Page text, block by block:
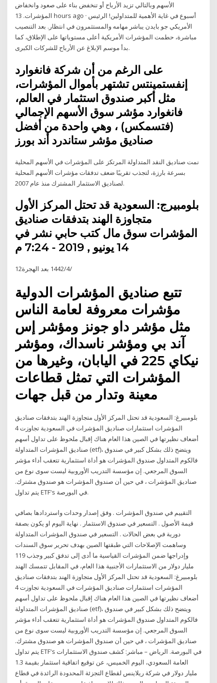
الأسهم وبالتالي تزيد الأرباح أو تنخفض بناء على صعود وانخفاض
المؤشرات. 13 hours ago · أسبوع في غاية الأهمية للمتداولين! الرئيس
الأمريكي جو بايدن يباشر مهامه والمستثمرون في انتظار. بعد التنصيب
مباشرة، حطمت المؤشرات الأمريكية أعلى مستوياتها على الإطلاق، كما
بدأ موسم الإبلاغ عن الأرباح للشركات الكبرى.
على الرغم من أن شركة فانغوارد
إنفستمينتس تشتهر بأموال المؤشرات،
مثل أكبر صندوق استثمار في العالم،
فانغوارد مؤشر سوق الأسهم الإجمالي
(فتسمكس) ، وهي واحدة من أفضل
صناديق مؤشر ستاندرد أند بورز
نمت صناديق النقد المتداولة المرتكز على المؤشرات في الأسهم المحلية
بسرعة بارزة، لتجذب تقريبًا ضعف تدفقات مؤشرات الأسهم المحلية
لصناديق الاستثمار المشترك منذ عام 2007.
بلومبيرج: السعودية قد تحتل المركز الأول
متجاوزة الهند بتدفقات صناديق
المؤشرات سوق مال كتب حابي نشر في
14 يونيو , 2019 - 7:24 م
12‏‏/4‏‏/1442 بعد الهجرة
تتبع صناديق المؤشرات الدولية
مؤشرات معروفة لعامة الناس
مثل مؤشر داو جونز ومؤشر إس
آند بي ومؤشر ناسداك، ومؤشر
نيكاي 225 في اليابان، وغيرها من
المؤشرات التي تمثل قطاعات
معينة وتدار من قبل جهات
بلومبيرغ: السعودية قد تحتل المركز الأول متجاوزة الهند بتدفقات صناديق
المؤشرات استثمارات صناديق المؤشرات في السعودية تجاوزت 4
أضعاف نظيرتها في الصين هذا العام هناك إقبال ملحوظ على تداول أسهم
صناديق المؤشرات المتداولة (etf)، ويتضح ذلك بشكل كبير في صندوق
فالكوم المتداول صندوق المؤشرات هو أداة استثمارية تتعقب أداء مؤشر
السوق المرجعي. إن مؤسسة التدريب الأوروبية ليست سوى نوع من
صناديق المؤشرات ، في حين أن صندوق المؤشرات هو صندوق مشترك.
يتم تداول ETF's في البورصة.
التقييم في صندوق المؤشرات . وفق إصدار وحدات واستردادها بصافي
قيمة الأصول . التسعير في صندوق الاستثمار . نهاية اليوم او يكون بصفة
دورية في بعض الحالات . التسعير في صندوق المؤشرات المتداولة
وساهمت الإصلاحات التي طبقتها الصين بهدف تحرير سوق السندات
وإدراجها ضمن المؤشرات القياسية ما أدى إلى تدفق كبير وجذب 119
مليار دولار من الاستثمارات الأجنبية هذا العام، في المقابل تتمسك الهند
بلومبيرغ: السعودية قد تحتل المركز الأول متجاوزة الهند بتدفقات صناديق
المؤشرات استثمارات صناديق المؤشرات في السعودية تجاوزت 4
أضعاف نظيرتها في الصين هذا العام هناك إقبال ملحوظ على تداول أسهم
صناديق المؤشرات المتداولة (etf)، ويتضح ذلك بشكل كبير في صندوق
فالكوم المتداول صندوق المؤشرات هو أداة استثمارية تتعقب أداء مؤشر
السوق المرجعي. إن مؤسسة التدريب الأوروبية ليست سوى نوع من
صناديق المؤشرات ، في حين أن صندوق المؤشرات هو صندوق مشترك.
يتم تداول ETF's في البورصة. الرياض – مباشر: كشف صندوق الاستثمارات
العامة السعودي، اليوم الخميس، عن توقيع اتفاقية استثمار بقيمة 1.3
مليار دولار في شركة ريلاينس لقطاع التجزئة المحدودة الرائدة في قطاع